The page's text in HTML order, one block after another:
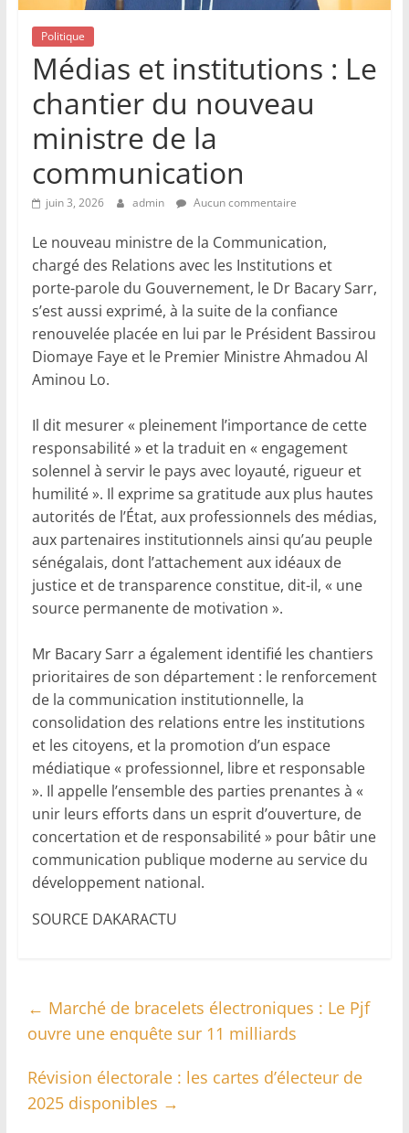
Politique
Médias et institutions : Le
chantier du nouveau
ministre de la
communication
juin 3, 2026 admin Aucun commentaire
Le nouveau ministre de la Communication,
chargé des Relations avec les Institutions et
porte-parole du Gouvernement, le Dr Bacary Sarr,
s’est aussi exprimé, à la suite de la confiance
renouvelée placée en lui par le Président Bassirou
Diomaye Faye et le Premier Ministre Ahmadou Al
Aminou Lo.
Il dit mesurer « pleinement l’importance de cette
responsabilité » et la traduit en « engagement
solennel à servir le pays avec loyauté, rigueur et
humilité ». Il exprime sa gratitude aux plus hautes
autorités de l’État, aux professionnels des médias,
aux partenaires institutionnels ainsi qu’au peuple
sénégalais, dont l’attachement aux idéaux de
justice et de transparence constitue, dit-il, « une
source permanente de motivation ».
Mr Bacary Sarr a également identifié les chantiers
prioritaires de son département : le renforcement
de la communication institutionnelle, la
consolidation des relations entre les institutions
et les citoyens, et la promotion d’un espace
médiatique « professionnel, libre et responsable
». Il appelle l’ensemble des parties prenantes à «
unir leurs efforts dans un esprit d’ouverture, de
concertation et de responsabilité » pour bâtir une
communication publique moderne au service du
développement national.
SOURCE DAKARACTU
← Marché de bracelets électroniques : Le Pjf
ouvre une enquête sur 11 milliards
Révision électorale : les cartes d’électeur de
2025 disponibles →